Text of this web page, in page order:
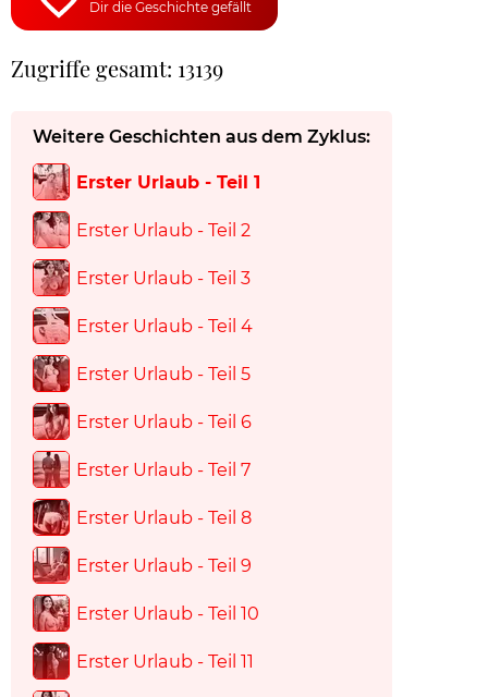
Dir die Geschichte gefällt
Zugriffe gesamt: 13139
Weitere Geschichten aus dem Zyklus:
Erster Urlaub - Teil 1
Erster Urlaub - Teil 2
Erster Urlaub - Teil 3
Erster Urlaub - Teil 4
Erster Urlaub - Teil 5
Erster Urlaub - Teil 6
Erster Urlaub - Teil 7
Erster Urlaub - Teil 8
Erster Urlaub - Teil 9
Erster Urlaub - Teil 10
Erster Urlaub - Teil 11